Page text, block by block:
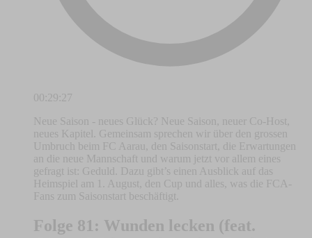
00:29:27
Neue Saison - neues Glück? Neue Saison, neuer Co-Host,
neues Kapitel. Gemeinsam sprechen wir über den grossen
Umbruch beim FC Aarau, den Saisonstart, die Erwartungen
an die neue Mannschaft und warum jetzt vor allem eines
gefragt ist: Geduld. Dazu gibt’s einen Ausblick auf das
Heimspiel am 1. August, den Cup und alles, was die FCA-
Fans zum Saisonstart beschäftigt.
Folge 81: Wunden lecken (feat.